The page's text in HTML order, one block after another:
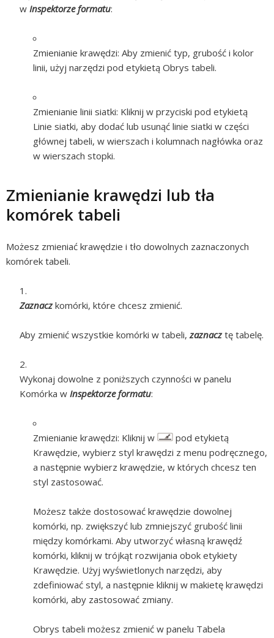
w Inspektorze formatu:
Zmienianie krawędzi: Aby zmienić typ, grubość i kolor
linii, użyj narzędzi pod etykietą Obrys tabeli.
Zmienianie linii siatki: Kliknij w przyciski pod etykietą
Linie siatki, aby dodać lub usunąć linie siatki w części
głównej tabeli, w wierszach i kolumnach nagłówka oraz
w wierszach stopki.
Zmienianie krawędzi lub tła
komórek tabeli
Możesz zmieniać krawędzie i tło dowolnych zaznaczonych
komórek tabeli.
Zaznaczkomórki, które chcesz zmienić.
Aby zmienić wszystkie komórki w tabeli,zaznacztę tabelę.
Wykonaj dowolne z poniższych czynności w panelu
Komórka w Inspektorze formatu:
Zmienianie krawędzi: Kliknij w
pod etykietą
Krawędzie, wybierz styl krawędzi z menu podręcznego,
a następnie wybierz krawędzie, w których chcesz ten
styl zastosować.
Możesz także dostosować krawędzie dowolnej
komórki, np. zwiększyć lub zmniejszyć grubość linii
między komórkami. Aby utworzyć własną krawędź
komórki, kliknij w trójkąt rozwijania obok etykiety
Krawędzie. Użyj wyświetlonych narzędzi, aby
zdefiniować styl, a następnie kliknij w makietę krawędzi
komórki, aby zastosować zmiany.
Obrys tabeli możesz zmienić w panelu Tabela